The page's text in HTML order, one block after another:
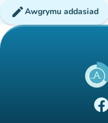
editAwgrymu addasiad